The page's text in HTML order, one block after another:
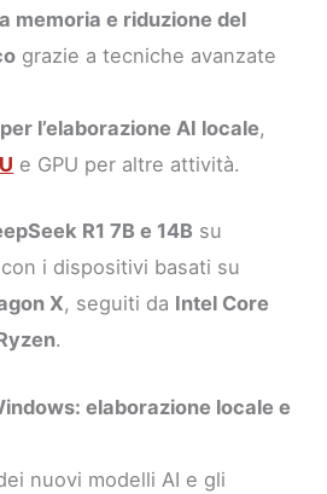
memoria e riduzione del
grazie a tecniche avanzate
l’elaborazione AI locale,
e GPU per altre attività.
R1 7B e 14B su
i dispositivi basati su
X, seguiti da Intel Core
.
elaborazione locale e
nuovi modelli AI e gli